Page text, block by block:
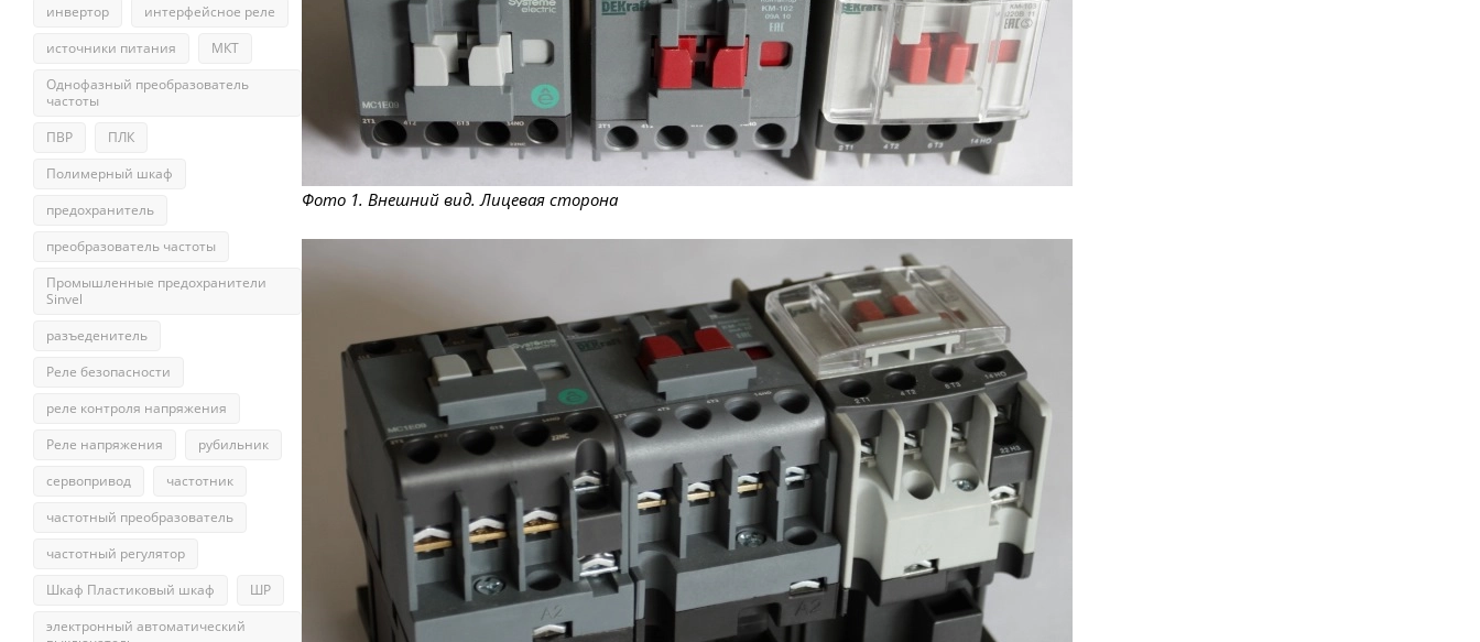
Фото 1. Внешний вид. Лицевая сторона
инвертор
интерфейсное реле
источники питания
МКТ
Однофазный преобразователь
частоты
ПВР
ПЛК
Полимерный шкаф
предохранитель
преобразователь частоты
Промышленные предохранители
Sinvel
разъеденитель
Реле безопасности
реле контроля напряжения
Реле напряжения
рубильник
сервопривод
частотник
частотный преобразователь
частотный регулятор
Шкаф Пластиковый шкаф
ШР
электронный автоматический